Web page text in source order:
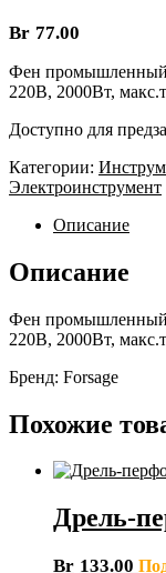
Br 77.00
Фен промышленный
220В, 2000Вт,
Доступно для
Категории:
Электроинструмент
Описание
Описание
Фен промышленный
220В, 2000Вт,
Бренд: Forsage
Похожие
Дрель-
Br 133.00